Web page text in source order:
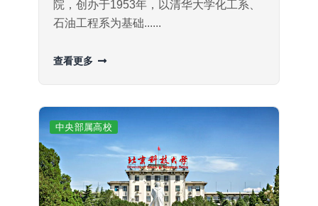
院，创办于1953年，以清华大学化工系、
石油工程系为基础......
查看更多
中央部属高校